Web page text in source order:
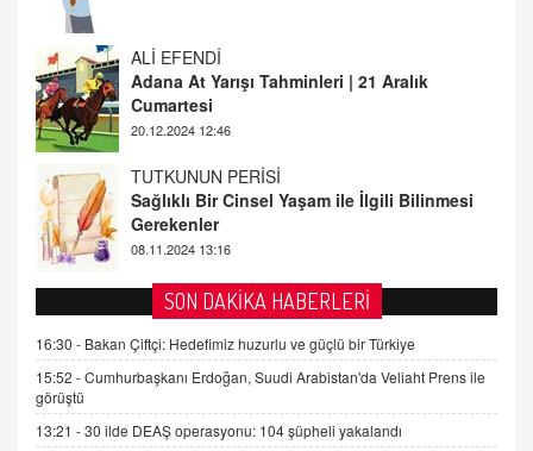
TUTKUNUN PERİSİ
Sağlıklı Bir Cinsel Yaşam ile İlgili Bilinmesi
Gerekenler
08.11.2024 13:16
FARUK ÖNALAN
Tezkere Onaylanmasaydı…
2 Kasım 2021 Salı 00:11
AV. DOĞAN CAN DOĞAN
Kişisel verilerin korunması ve dijital hukukun
gelişimi
15.09.2025 16:17
SEHER EREK
Kış Ayları Geldi, Hangi Önlemler Alınmalı?
SON DAKİKA HABERLERİ
16:30 - Bakan Çiftçi: Hedefimiz huzurlu ve güçlü bir Türkiye
15:52 -Cumhurbaşkanı Erdoğan, Suudi Arabistan'da Veliaht Prens ile
görüştü
13:21 -30 ilde DEAŞ operasyonu: 104 şüpheli yakalandı